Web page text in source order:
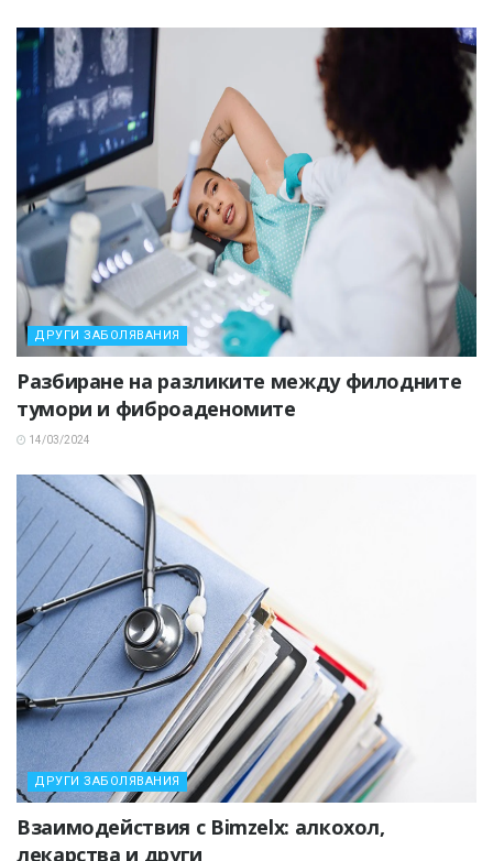
ДРУГИ ЗАБОЛЯВАНИЯ
Разбиране на разликите между филодните
тумори и фиброаденомите
14/03/2024
ДРУГИ ЗАБОЛЯВАНИЯ
Взаимодействия с Bimzelx: алкохол,
лекарства и други